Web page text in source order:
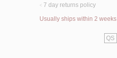
< 7 day returns policy
Usually ships within 2 weeks
QS